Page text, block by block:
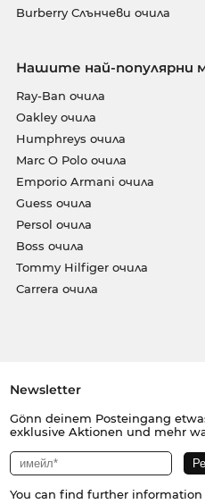
Burberry Слънчеви очила
Нашите най-популярни
Ray-Ban очила
Oakley очила
Humphreys очила
Marc O Polo очила
Emporio Armani очила
Guess очила
Persol очила
Boss очила
Tommy Hilfiger очила
Carrera очила
Newsletter
Gönn deinem Posteingang
exklusive Aktionen und mehr
You can find further